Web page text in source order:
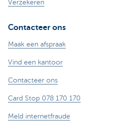
Verzekeren
Contacteer ons
Maak een afspraak
Vind een kantoor
Contacteer ons
Card Stop 078 170 170
Meld internetfraude